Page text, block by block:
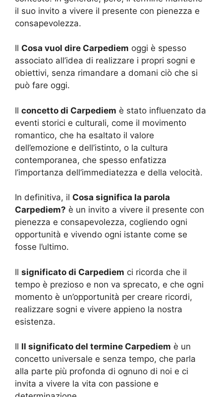
il suo invito a vivere il presente con pienezza e
consapevolezza.
Il Cosa vuol dire Carpediem oggi è spesso
associato all’idea di realizzare i propri sogni e
obiettivi, senza rimandare a domani ciò che si
può fare oggi.
Il concetto di Carpediem è stato influenzato da
eventi storici e culturali, come il movimento
romantico, che ha esaltato il valore
dell’emozione e dell’istinto, o la cultura
contemporanea, che spesso enfatizza
l’importanza dell’immediatezza e della velocità.
In definitiva, il Cosa significa la parola
Carpediem? è un invito a vivere il presente con
pienezza e consapevolezza, cogliendo ogni
opportunità e vivendo ogni istante come se
fosse l’ultimo.
Il significato di Carpediem ci ricorda che il
tempo è prezioso e non va sprecato, e che ogni
momento è un’opportunità per creare ricordi,
realizzare sogni e vivere appieno la nostra
esistenza.
Il Il significato del termine Carpediem è un
concetto universale e senza tempo, che parla
alla parte più profonda di ognuno di noi e ci
invita a vivere la vita con passione e